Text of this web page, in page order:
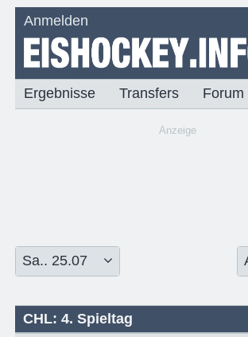
Anmelden
Ergebnisse Transfers Forum
Anzeige
CHL: 4. Spieltag